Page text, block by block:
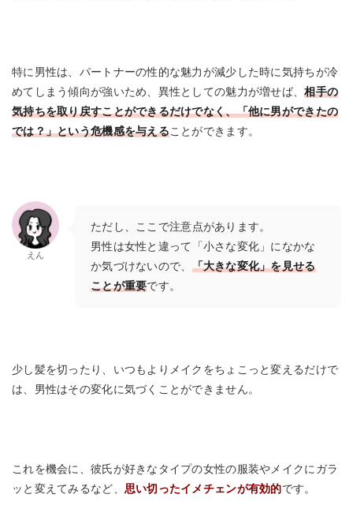
特に男性は、パートナーの性的な魅力が減少した時に気持ちが冷
めてしまう傾向が強いため、異性としての魅力が増せば、相手の
気持ちを取り戻すことができるだけでなく、「他に男ができたの
では？」という危機感を与えることができます。
えん
ただし、ここで注意点があります。
男性は女性と違って「小さな変化」になかな
か気づけないので、 「大きな変化」を見せる
ことが重要です。
少し髪を切ったり、いつもよりメイクをちょこっと変えるだけで
は、男性はその変化に気づくことができません。
これを機会に、彼氏が好きなタイプの女性の服装やメイクにガラ
ッと変えてみるなど、 思い切ったイメチェンが有効的です。